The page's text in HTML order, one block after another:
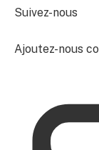
Suivez-nous
Ajoutez-nous